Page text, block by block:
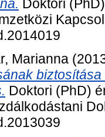
Doktori
Marianna
Doktori (PhD)